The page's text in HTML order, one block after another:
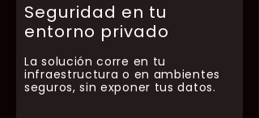
Seguridad en tu
entorno privado
La solución corre en tu
infraestructura o en ambientes
seguros, sin exponer tus datos.